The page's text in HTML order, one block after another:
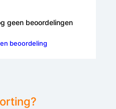
geen beoordelingen
beoordeling